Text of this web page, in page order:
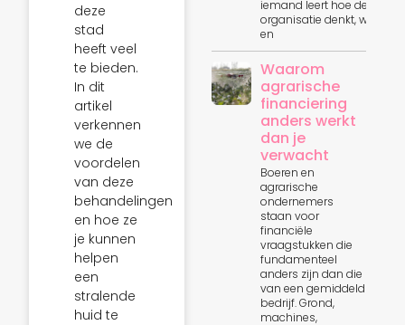
deze
stad
heeft veel
te bieden.
In dit
artikel
verkennen
we de
voordelen
van deze
behandelingen
en hoe ze
je kunnen
helpen
een
stralende
huid te
iemand leert hoe de
organisatie denkt, werkt
en
Waarom
agrarische
financiering
anders werkt
dan je
verwacht
Boeren en
agrarische
ondernemers
staan voor
financiële
vraagstukken die
fundamenteel
anders zijn dan die
van een gemiddeld
bedrijf. Grond,
machines,